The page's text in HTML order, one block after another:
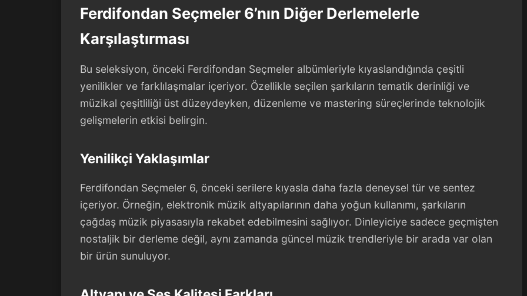
Ferdifondan Seçmeler 6’nın Diğer Derlemelerle
Karşılaştırması
Bu seleksiyon, önceki Ferdifondan Seçmeler albümleriyle kıyaslandığında çeşitli
yenilikler ve farklılaşmalar içeriyor. Özellikle seçilen şarkıların tematik derinliği ve
müzikal çeşitliliği üst düzeydeyken, düzenleme ve mastering süreçlerinde teknolojik
gelişmelerin etkisi belirgin.
Yenilikçi Yaklaşımlar
Ferdifondan Seçmeler 6, önceki serilere kıyasla daha fazla deneysel tür ve sentez
içeriyor. Örneğin, elektronik müzik altyapılarının daha yoğun kullanımı, şarkıların
çağdaş müzik piyasasıyla rekabet edebilmesini sağlıyor. Dinleyiciye sadece geçmişten
nostaljik bir derleme değil, aynı zamanda güncel müzik trendleriyle bir arada var olan
bir ürün sunuluyor.